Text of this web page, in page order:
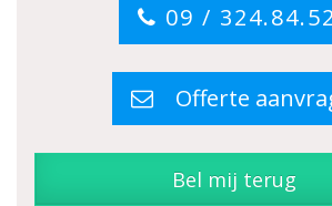
09 /
Offerte
Bel mij terug